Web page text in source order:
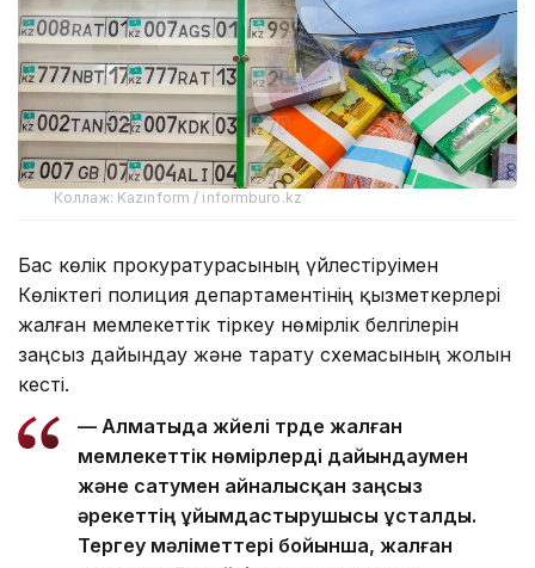
Коллаж: Kazinform / informburo.kz
Бас көлік прокуратурасының үйлестіруімен
Көліктегі полиция департаментінің қызметкерлері
жалған мемлекеттік тіркеу нөмірлік белгілерін
заңсыз дайындау және тарату схемасының жолын
кесті.
— Алматыда жүйелі түрде жалған
мемлекеттік нөмірлерді дайындаумен
және сатумен айналысқан заңсыз
әрекеттің ұйымдастырушысы ұсталды.
Тергеу мәліметтері бойынша, жалған